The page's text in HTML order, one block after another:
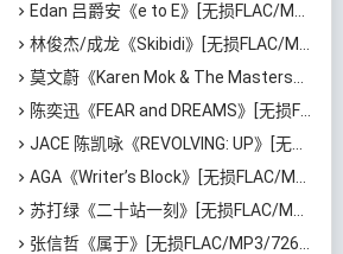
Edan 吕爵安《e to E》[无损FLAC/MP3/480MB]百度云网盘下载
林俊杰/成龙《Skibidi》[无损FLAC/MP3/50MB]百度云网盘下载
莫文蔚《Karen Mok & The Masters》[无损FLAC/MP3/617MB]百度云网盘下载
陈奕迅《FEAR and DREAMS》[无损FLAC/MP3/3.09GB]百度云网盘下载
JACE 陈凯咏《REVOLVING: UP》[无损FLAC/MP3/366MB]百度云网盘下载
AGA《Writer’s Block》[无损FLAC/MP3/954MB]百度云网盘下载
苏打绿《二十站一刻》[无损FLAC/MP3/1.22GB]百度云网盘下载
张信哲《属于》[无损FLAC/MP3/726MB]百度云网盘下载